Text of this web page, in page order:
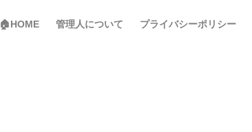
🏠HOME 管理人について プライバシーポリシー